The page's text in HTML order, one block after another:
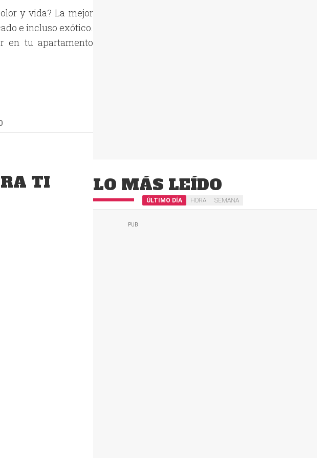
y vida? La mejor
e incluso exótico.
en tu apartamento
TI LO MÁS LEÍDO
ÚLTIMO DÍA HORA SEMANA